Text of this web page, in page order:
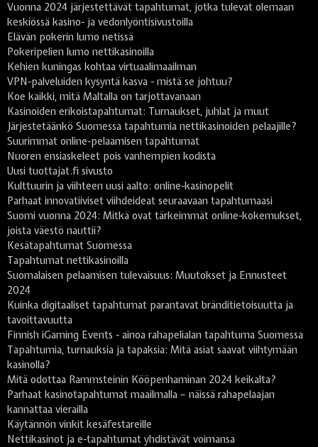
Vuonna 2024 järjestettävät tapahtumat, jotka tulevat olemaan
keskiössä kasino- ja vedonlyöntisivustoilla
Elävän pokerin lumo netissä
Pokeripelien lumo nettikasinoilla
Kehien kuningas kohtaa virtuaalimaailman
VPN-palveluiden kysyntä kasva - mistä se johtuu?
Koe kaikki, mitä Maltalla on tarjottavanaan
Kasinoiden erikoistapahtumat: Turnaukset, juhlat ja muut
Järjestetäänkö Suomessa tapahtumia nettikasinoiden pelaajille?
Suurimmat online-pelaamisen tapahtumat
Nuoren ensiaskeleet pois vanhempien kodista
Uusi tuottajat.fi sivusto
Kulttuurin ja viihteen uusi aalto: online-kasinopelit
Parhaat innovatiiviset viihdeideat seuraavaan tapahtumaasi
Suomi vuonna 2024: Mitkä ovat tärkeimmät online-kokemukset,
joista väestö nauttii?
Kesätapahtumat Suomessa
Tapahtumat nettikasinoilla
Suomalaisen pelaamisen tulevaisuus: Muutokset ja Ennusteet
2024
Kuinka digitaaliset tapahtumat parantavat bränditietoisuutta ja
tavoittavuutta
Finnish iGaming Events - ainoa rahapelialan tapahtuma Suomessa
Tapahtumia, turnauksia ja tapaksia: Mitä asiat saavat viihtymään
kasinolla?
Mitä odottaa Rammsteinin Kööpenhaminan 2024 keikalta?
Parhaat kasinotapahtumat maailmalla – näissä rahapelaajan
kannattaa vierailla
Käytännön vinkit kesäfestareille
Nettikasinot ja e-tapahtumat yhdistävät voimansa